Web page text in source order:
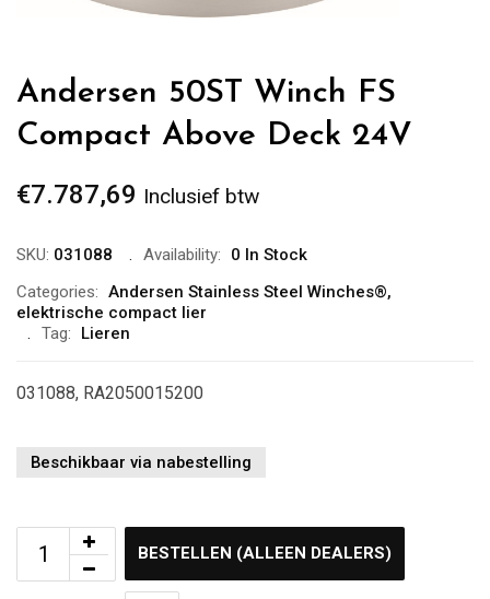
Andersen 50ST Winch FS
Compact Above Deck 24V
€7.787,69 Inclusief btw
SKU: 031088 Availability:
0 In Stock
Categories: Andersen Stainless Steel Winches®,
elektrische compact lier
Tag:
Lieren
031088, RA2050015200
Beschikbaar via nabestelling
BESTELLEN (ALLEEN DEALERS)